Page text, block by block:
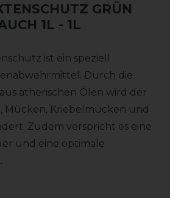
GRÜN
1L - 1L
ist ein speziell
Durch die
ätherischen Ölen wird der
Mücken, Kriebelmücken und
Zudem verspricht es eine
und eine optimale